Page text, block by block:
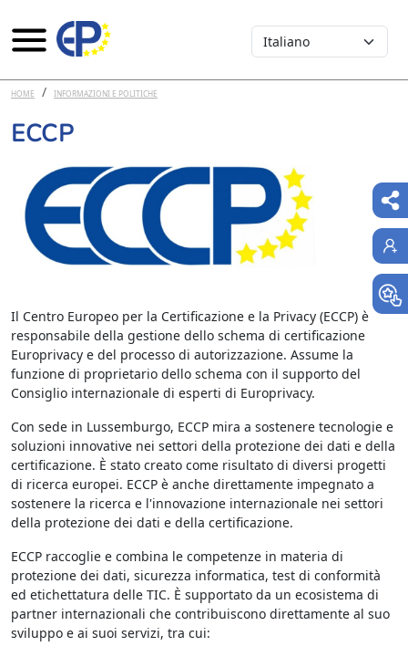
Salta al contenuto principale
Select your language
HOME INFORMAZIONI E POLITICHE
ECCP
Il Centro Europeo per la Certificazione e la Privacy (ECCP) è
responsabile della gestione dello schema di certificazione
Europrivacy e del processo di autorizzazione. Assume la
funzione di proprietario dello schema con il supporto del
Consiglio internazionale di esperti di Europrivacy.
Con sede in Lussemburgo, ECCP mira a sostenere tecnologie e
soluzioni innovative nei settori della protezione dei dati e della
certificazione. È stato creato come risultato di diversi progetti
di ricerca europei. ECCP è anche direttamente impegnato a
sostenere la ricerca e l'innovazione internazionale nei settori
della protezione dei dati e della certificazione.
ECCP raccoglie e combina le competenze in materia di
protezione dei dati, sicurezza informatica, test di conformità
ed etichettatura delle TIC. È supportato da un ecosistema di
partner internazionali che contribuiscono direttamente al suo
sviluppo e ai suoi servizi, tra cui: